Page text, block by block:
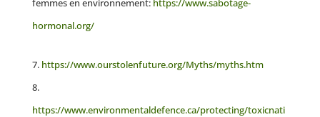
femmes en environnement: https://www.sabotage-
hormonal.org/
https://www.ourstolenfuture.org/Myths/myths.htm
https://www.environmentaldefence.ca/protecting/toxicnati